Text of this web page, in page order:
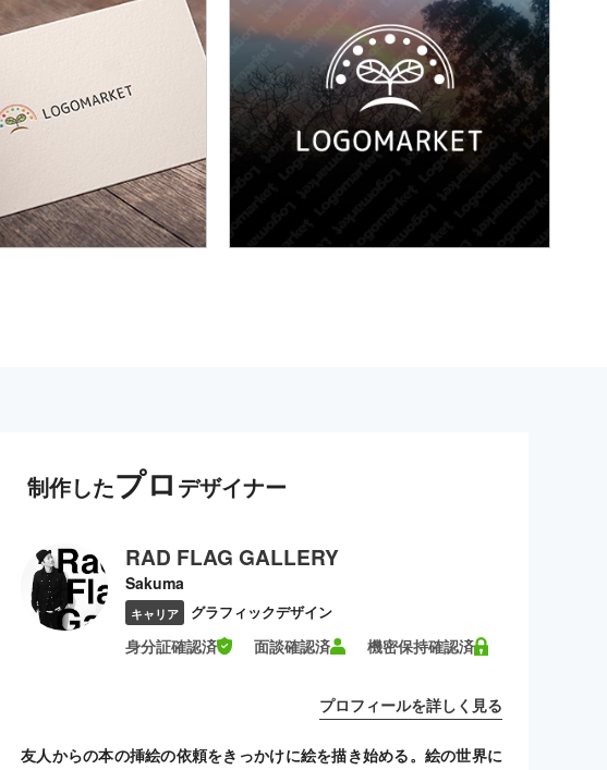
制作したプロ デザイナー
RAD FLAG GALLERY
Sakuma
キャリア グラフィックデザイン
身分証確認済 面談確認済 機密保持確認済
プロフィールを詳しく見る
友人からの本の挿絵の依頼をきっかけに絵を描き始める。絵の世界に